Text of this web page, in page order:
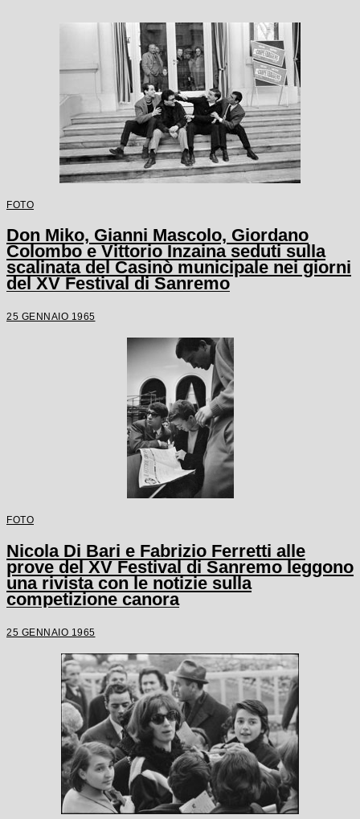
FOTO
Don Miko, Gianni Mascolo, Giordano
Colombo e Vittorio Inzaina seduti sulla
scalinata del Casinò municipale nei giorni
del XV Festival di Sanremo
25 GENNAIO 1965
FOTO
Nicola Di Bari e Fabrizio Ferretti alle
prove del XV Festival di Sanremo leggono
una rivista con le notizie sulla
competizione canora
25 GENNAIO 1965